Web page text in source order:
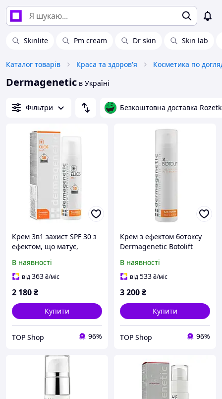
Skinlite Pm cream Dr skin Skin lab
Каталог товарів Краса та здоров'я Косметика по
Dermagenetic в Україні
Фільтри Безкоштовна доставка
Крем 3в1 захист SPF 30 з
ефектом, що матує,
SPF 30 3in1 UVA/UVB 75 мл
В наявності
від363₴/міс
2 180₴
Купити
TOP Shop 96%
Крем з ефектом ботоксу
Dermagenetic Botolift
В наявності
від533₴/міс
3 200₴
Купити
TOP Shop 96%